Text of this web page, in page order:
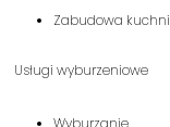
Zabudowa kuchni
Usługi wyburzeniowe
Wyburzanie